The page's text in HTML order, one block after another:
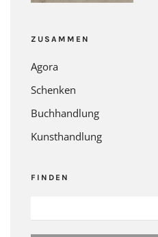
ZUSAMMEN
Agora
Schenken
Buchhandlung
Kunsthandlung
FINDEN